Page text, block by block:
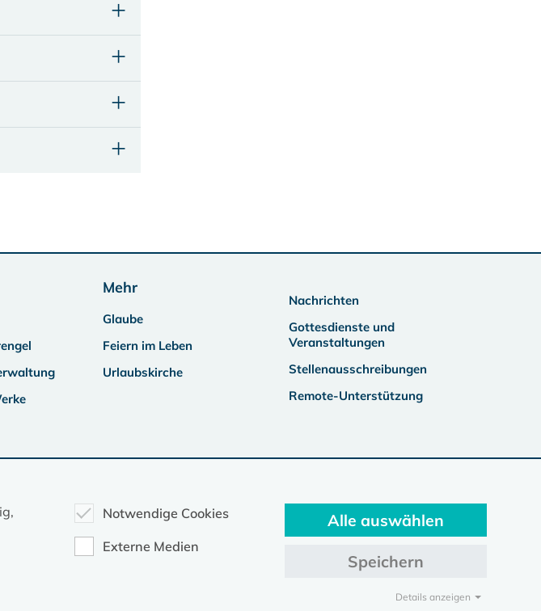
Mehr
Glaube
Feiern im Leben
Urlaubskirche
Nachrichten
Gottesdienste und
Veranstaltungen
Stellenausschreibungen
Remote-Unterstützung
Impressum
Notwendige Cookies
Externe Medien
Alle auswählen
Speichern
Details anzeigen